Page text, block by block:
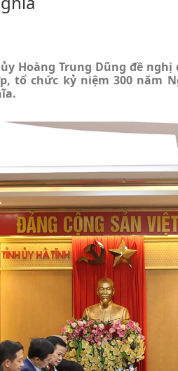
Hoàng Trung Dũng đề
tổ chức kỷ niệm 300 năm